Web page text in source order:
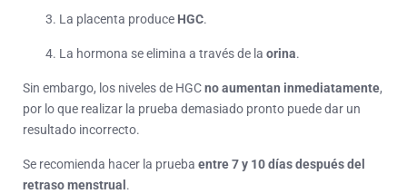
La placenta produce HGC.
La hormona se elimina a través de la orina.
Sin embargo, los niveles de HGCno aumentan inmediatamente,
por lo que realizar la prueba demasiado pronto puede dar un
resultado incorrecto.
Se recomienda hacer la prueba entre 7 y 10 días después del
retraso menstrual .